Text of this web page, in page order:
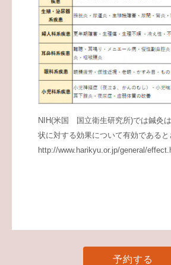
NIH(米国 国立衛生研究所)では鍼灸
状に対する効果について有効であると
http://www.harikyu.or.jp/general/
予約する